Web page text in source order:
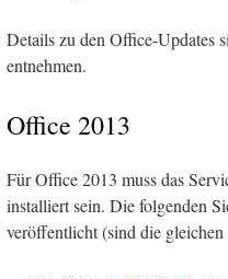
Details zu den Office-Updates
entnehmen.
Office 2013
Für Office 2013 muss das
installiert sein. Die folgenden
veröffentlicht (sind die